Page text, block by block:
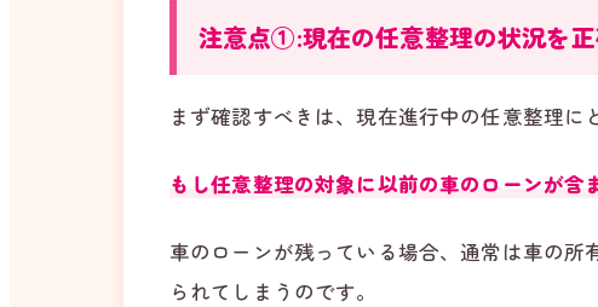
注意点①:現在の任意整理の状況を
まず確認すべきは、現在進行中の任意整理に
もし任意整理の対象に以前の車のローンが含
車のローンが残っている場合、通常は車の
られてしまうのです。